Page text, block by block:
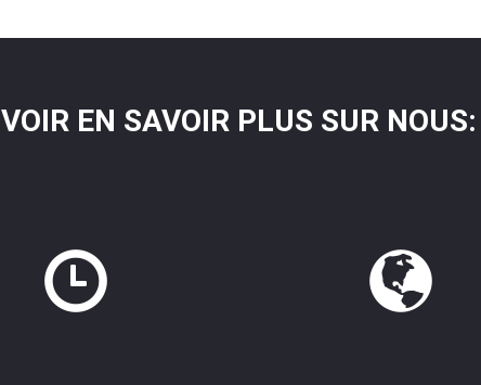
VOIR EN SAVOIR PLUS SUR NOUS: